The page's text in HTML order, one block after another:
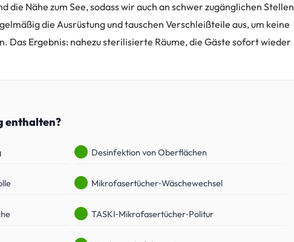
die Nähe zum See, sodass wir auch an schwer zugänglichen Stellen
die Ausrüstung und tauschen Verschleißteile aus, um keine
Das Ergebnis: nahezu sterilisierte Räume, die Gäste sofort wieder
enthalten?
Desinfektion von Oberflächen
Mikrofasertücher‑Wäschewechsel
TASKI‑Mikrofasertücher‑Politur